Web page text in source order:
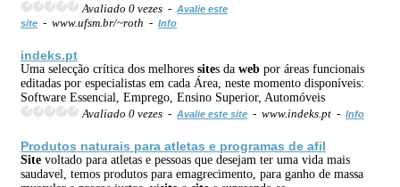
Avaliado 0 vezes - Avalie este
site - www.ufsm.br/~roth - Info
indeks.pt
Uma selecção crítica dos melhores sites da web por áreas funcionais
editadas por especialistas em cada Área, neste momento disponíveis:
Software Essencial, Emprego, Ensino Superior, Automóveis
Avaliado 0 vezes - Avalie este site - www.indeks.pt - Info
Produtos naturais para atletas e programas de afil
Site voltado para atletas e pessoas que desejam ter uma vida mais
saudavel, temos produtos para emagrecimento, para ganho de massa